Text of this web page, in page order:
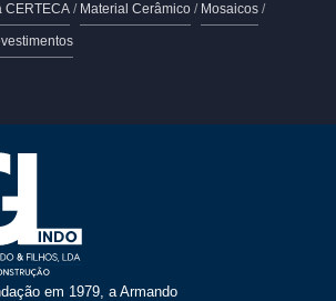
CERTECA / Material Cerâmico / Mosaicos /
em 1979, a Armando